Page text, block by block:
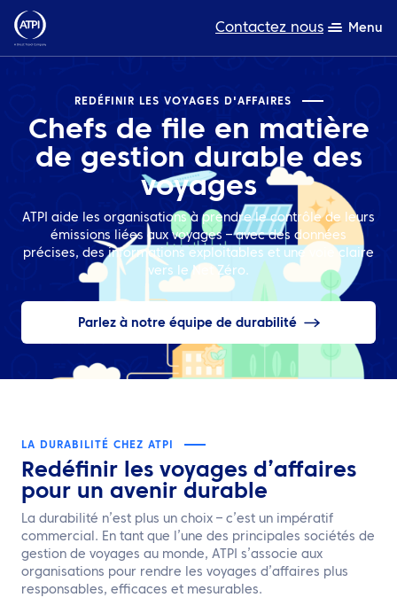
Contactez nous Menu
L’expertise
Ressources
A propos de nous
Produits
Développement durable
TravelHub Login
Contactez nous
REDÉFINIR LES VOYAGES D'AFFAIRES
Chefs de file en matière
de gestion durable des
voyages
ATPI aide les organisations à prendre le contrôle de leurs
émissions liées aux voyages – avec des données
précises, des informations exploitables et une voie claire
vers le Net Zéro.
Parlez à notre équipe de durabilité
LA DURABILITÉ CHEZ ATPI
Redéfinir les voyages d’affaires
pour un avenir durable
La durabilité n’est plus un choix – c’est un impératif
commercial. En tant que l’une des principales sociétés de
gestion de voyages au monde, ATPI s’associe aux
organisations pour rendre les voyages d’affaires plus
responsables, efficaces et mesurables.